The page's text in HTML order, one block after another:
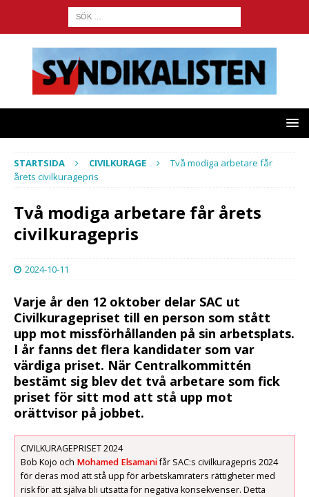
STARTSIDA CIVILKURAGE
Två modiga arbetare får
årets civilkuragepris
Två modiga arbetare får årets
civilkuragepris
2024-10-11
Varje år den 12 oktober delar SAC ut
Civilkuragepriset till en person som stått
upp mot missförhållanden på sin arbetsplats.
I år fanns det flera kandidater som var
värdiga priset. När Centralkommittén
bestämt sig blev det två arbetare som fick
priset för sitt mod att stå upp mot
orättvisor på jobbet.
CIVILKURAGEPRISET 2024
Bob Kojo och Mohamed Elsamanifår SAC:s civilkuragepris 2024
för deras mod att stå upp för arbetskamraters rättigheter med
risk för att själva bli utsatta för negativa konsekvenser. Detta